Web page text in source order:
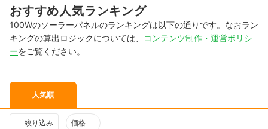
おすすめ人気ランキング
100Wのソーラーパネルのランキングは以下の通りです。なおラン
キングの算出ロジックについては、
コンテンツ制作・運営ポリシ
ーをご覧ください。
人気順
絞り込み 価格